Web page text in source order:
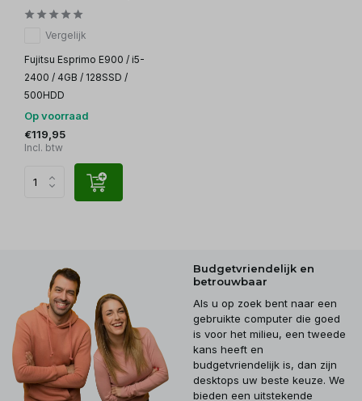
Vergelijk
Fujitsu Esprimo E900 / i5-
2400 / 4GB / 128SSD /
500HDD
Op voorraad
€119,95
Incl. btw
Budgetvriendelijk en
betrouwbaar
Als u op zoek bent naar een
gebruikte computer die goed
is voor het milieu, een tweede
kans heeft en
budgetvriendelijk is, dan zijn
desktops uw beste keuze. We
bieden een uitstekende